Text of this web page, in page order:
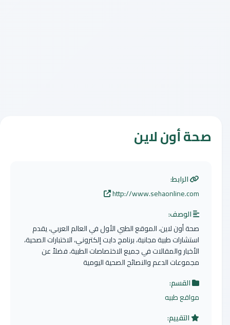
صحة أون لاين
الرابط:
http://www.sehaonline.com
الوصف:
صحة أون لاين، الموقع الطبي الأول في العالم العربي، يقدم
استشارات طبية مجانية، برنامج دايت إلكتروني، الاختبارات الصحية،
الأخبار والمقالات في جميع الاختصاصات الطبية، فضلاً عن
مجموعات الدعم والنصائح الصحية اليومية
القسم:
مواقع طبيه
التقييم: